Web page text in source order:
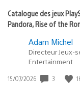
Catalogue des jeux
Pandora, Rise of the
Adam Michel
Directeur Jeux-
Entertainment
Date
15/07/2026 3